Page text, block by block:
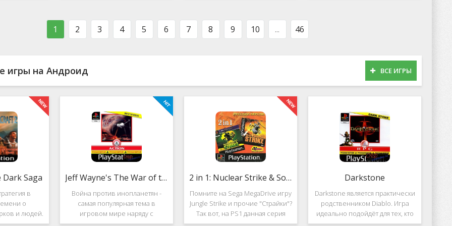
танцевальная музыка,
персонажами в
1 2 3 4 5 6 7 8 9 10 ... 46
игры на Андроид ВСЕ ИГРЫ
Saga
в
о
и людей.
Saga
Jeff Wayne's The War of the Worlds
Война против инопланетян -
самая популярная тема в
игровом мире наряду с
войнами против террористов и
2 in 1: Nuclear Strike & Soviet Strike
Помните на Sega MegaDrive игру
Jungle Strike и прочие "Страйки"?
Так вот, на PS1 данная серия
продолжила своё
Darkstone
Darkstone является практически
родственником Diablo. Игра
идеально подойдёт для тех, кто
ищет альтернативу последнему.